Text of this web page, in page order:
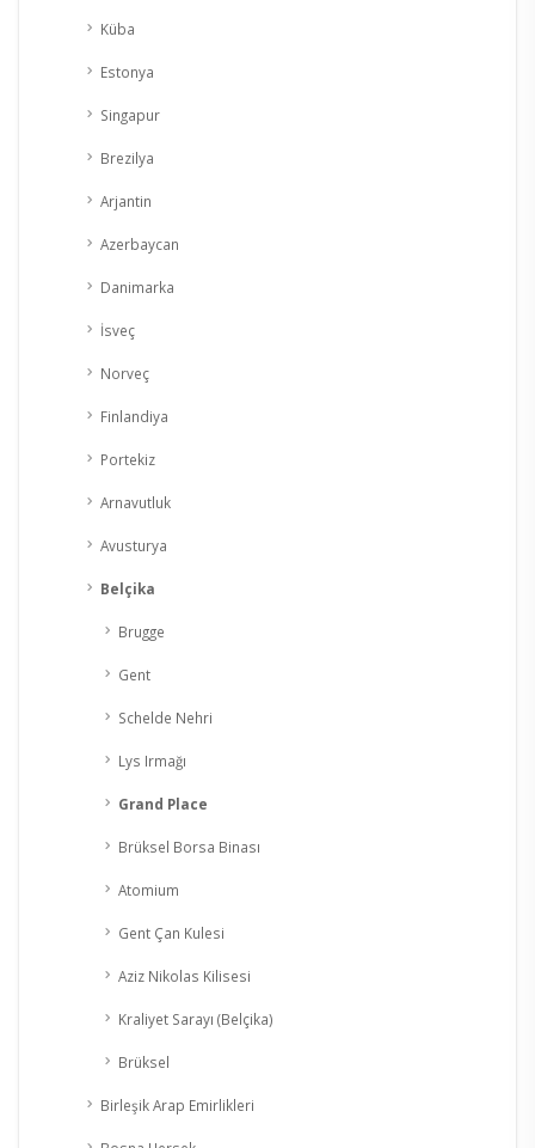
Küba
Estonya
Singapur
Brezilya
Arjantin
Azerbaycan
Danimarka
İsveç
Norveç
Finlandiya
Portekiz
Arnavutluk
Avusturya
Belçika
Brugge
Gent
Schelde Nehri
Lys Irmağı
Grand Place
Brüksel Borsa Binası
Atomium
Gent Çan Kulesi
Aziz Nikolas Kilisesi
Kraliyet Sarayı (Belçika)
Brüksel
Birleşik Arap Emirlikleri